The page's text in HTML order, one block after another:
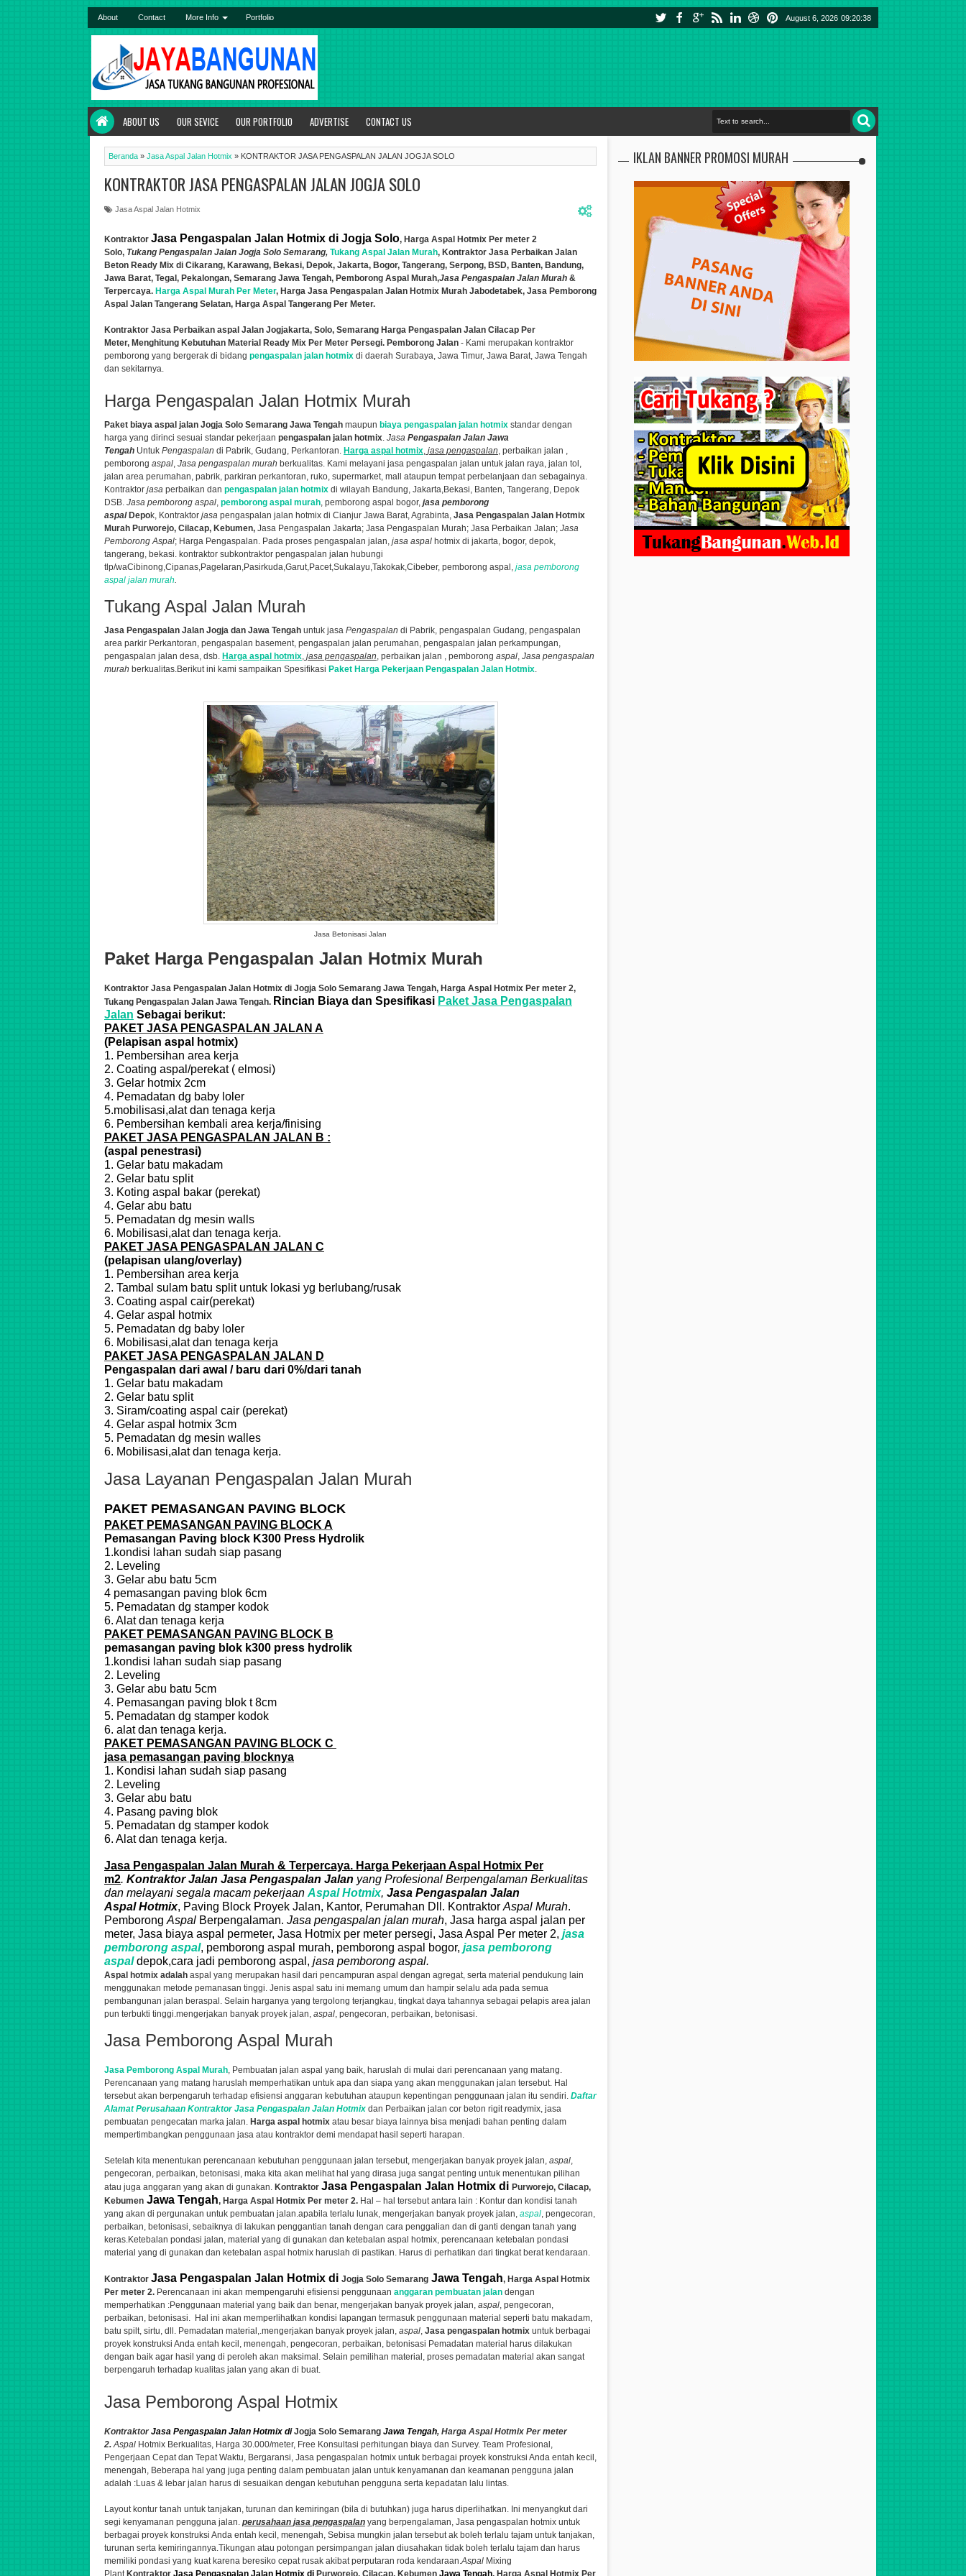
About Contact More Info Portfolio August 6, 2026 09:20:39
ABOUT US OUR SEVICE OUR PORTFOLIO ADVERTISE CONTACT US
Beranda » Jasa Aspal Jalan Hotmix » KONTRAKTOR JASA PENGASPALAN JALAN JOGJA SOLO
KONTRAKTOR JASA PENGASPALAN JALAN JOGJA SOLO
Jasa Aspal Jalan Hotmix
Kontraktor Jasa Pengaspalan Jalan Hotmix di Jogja Solo, Harga Aspal Hotmix Per meter 2
Solo, Tukang Pengaspalan Jalan Jogja Solo Semarang, Tukang Aspal Jalan Murah, Kontraktor Jasa Perbaikan Jalan
Beton Ready Mix di Cikarang, Karawang, Bekasi, Depok, Jakarta, Bogor, Tangerang, Serpong, BSD, Banten, Bandung,
Jawa Barat, Tegal, Pekalongan, Semarang Jawa Tengah, Pemborong Aspal Murah,Jasa Pengaspalan Jalan Murah &
Terpercaya. Harga Aspal Murah Per Meter, Harga Jasa Pengaspalan Jalan Hotmix Murah Jabodetabek, Jasa Pemborong
Aspal Jalan Tangerang Selatan, Harga Aspal Tangerang Per Meter.
Kontraktor Jasa Perbaikan aspal Jalan Jogjakarta, Solo, Semarang Harga Pengaspalan Jalan Cilacap Per
Meter, Menghitung Kebutuhan Material Ready Mix Per Meter Persegi. Pemborong Jalan - Kami merupakan kontraktor
pemborong yang bergerak di bidang pengaspalan jalan hotmix di daerah Surabaya, Jawa Timur, Jawa Barat, Jawa Tengah
dan sekitarnya.
Harga Pengaspalan Jalan Hotmix Murah
Paket biaya aspal jalan Jogja Solo Semarang Jawa Tengah maupun biaya pengaspalan jalan hotmix standar dengan
harga yang dirinci sesuai standar pekerjaan pengaspalan jalan hotmix. Jasa Pengaspalan Jalan Jawa
Tengah Untuk Pengaspalan di Pabrik, Gudang, Perkantoran. Harga aspal hotmix, jasa pengaspalan, perbaikan jalan ,
pemborong aspal, Jasa pengaspalan murah berkualitas. Kami melayani jasa pengaspalan jalan untuk jalan raya, jalan tol,
jalan area perumahan, pabrik, parkiran perkantoran, ruko, supermarket, mall ataupun tempat perbelanjaan dan sebagainya.
Kontraktor jasa perbaikan dan pengaspalan jalan hotmix di wilayah Bandung, Jakarta,Bekasi, Banten, Tangerang, Depok
DSB. Jasa pemborong aspal, pemborong aspal murah, pemborong aspal bogor, jasa pemborong
aspalDepok, Kontraktor jasa pengaspalan jalan hotmix di Cianjur Jawa Barat, Agrabinta, Jasa Pengaspalan Jalan Hotmix
Murah Purworejo, Cilacap, Kebumen, Jasa Pengaspalan Jakarta; Jasa Pengaspalan Murah; Jasa Perbaikan Jalan; Jasa
Pemborong Aspal; Harga Pengaspalan. Pada proses pengaspalan jalan, jasa aspal hotmix di jakarta, bogor, depok,
tangerang, bekasi. kontraktor subkontraktor pengaspalan jalan hubungi
tlp/waCibinong,Cipanas,Pagelaran,Pasirkuda,Garut,Pacet,Sukalayu,Takokak,Cibeber, pemborong aspal, jasa pemborong
aspal jalan murah.
Tukang Aspal Jalan Murah
Jasa Pengaspalan Jalan Jogja dan Jawa Tengah untuk jasa Pengaspalan di Pabrik, pengaspalan Gudang, pengaspalan
area parkir Perkantoran, pengaspalan basement, pengaspalan jalan perumahan, pengaspalan jalan perkampungan,
pengaspalan jalan desa, dsb. Harga aspal hotmix, jasa pengaspalan, perbaikan jalan , pemborong aspal, Jasa pengaspalan
murah berkualitas.Berikut ini kami sampaikan Spesifikasi Paket Harga Pekerjaan Pengaspalan Jalan Hotmix.
Jasa Betonisasi Jalan
Paket Harga Pengaspalan Jalan Hotmix Murah
Kontraktor Jasa Pengaspalan Jalan Hotmix di Jogja Solo Semarang Jawa Tengah, Harga Aspal Hotmix Per meter 2,
Tukang Pengaspalan Jalan Jawa Tengah. Rincian Biaya dan Spesifikasi Paket Jasa Pengaspalan
Jalan Sebagai berikut:
PAKET JASA PENGASPALAN JALAN A
(Pelapisan aspal hotmix)
1. Pembersihan area kerja
2. Coating aspal/perekat ( elmosi)
3. Gelar hotmix 2cm
4. Pemadatan dg baby loler
5.mobilisasi,alat dan tenaga kerja
6. Pembersihan kembali area kerja/finising
PAKET JASA PENGASPALAN JALAN B :
(aspal penestrasi)
1. Gelar batu makadam
2. Gelar batu split
3. Koting aspal bakar (perekat)
4. Gelar abu batu
5. Pemadatan dg mesin walls
6. Mobilisasi,alat dan tenaga kerja.
PAKET JASA PENGASPALAN JALAN C
(pelapisan ulang/overlay)
1. Pembersihan area kerja
2. Tambal sulam batu split untuk lokasi yg berlubang/rusak
3. Coating aspal cair(perekat)
4. Gelar aspal hotmix
5. Pemadatan dg baby loler
6. Mobilisasi,alat dan tenaga kerja
PAKET JASA PENGASPALAN JALAN D
Pengaspalan dari awal / baru dari 0%/dari tanah
1. Gelar batu makadam
2. Gelar batu split
3. Siram/coating aspal cair (perekat)
4. Gelar aspal hotmix 3cm
5. Pemadatan dg mesin walles
6. Mobilisasi,alat dan tenaga kerja.
Jasa Layanan Pengaspalan Jalan Murah
PAKET PEMASANGAN PAVING BLOCK
PAKET PEMASANGAN PAVING BLOCK A
Pemasangan Paving block K300 Press Hydrolik
1.kondisi lahan sudah siap pasang
2. Leveling
3. Gelar abu batu 5cm
4 pemasangan paving blok 6cm
5. Pemadatan dg stamper kodok
6. Alat dan tenaga kerja
PAKET PEMASANGAN PAVING BLOCK B
pemasangan paving blok k300 press hydrolik
1.kondisi lahan sudah siap pasang
2. Leveling
3. Gelar abu batu 5cm
4. Pemasangan paving blok t 8cm
5. Pemadatan dg stamper kodok
6. alat dan tenaga kerja.
PAKET PEMASANGAN PAVING BLOCK C
jasa pemasangan paving blocknya
1. Kondisi lahan sudah siap pasang
2. Leveling
3. Gelar abu batu
4. Pasang paving blok
5. Pemadatan dg stamper kodok
6. Alat dan tenaga kerja.
Jasa Pengaspalan Jalan Murah & Terpercaya. Harga Pekerjaan Aspal Hotmix Per
m2. Kontraktor Jalan Jasa Pengaspalan Jalan yang Profesional Berpengalaman Berkualitas
dan melayani segala macam pekerjaan AspalHotmix, Jasa Pengaspalan Jalan
AspalHotmix, Paving Block Proyek Jalan, Kantor, Perumahan Dll. Kontraktor Aspal Murah.
Pemborong Aspal Berpengalaman. Jasa pengaspalan jalan murah, Jasa harga aspal jalan per
meter, Jasa biaya aspal permeter, Jasa Hotmix per meter persegi, Jasa Aspal Per meter 2, jasa
pemborong aspal, pemborong aspal murah, pemborong aspal bogor, jasa pemborong
aspaldepok,cara jadi pemborong aspal, jasa pemborong aspal.
Aspal hotmix adalah aspal yang merupakan hasil dari pencampuran aspal dengan agregat, serta material pendukung lain
menggunakan metode pemanasan tinggi. Jenis aspal satu ini memang umum dan hampir selalu ada pada semua
pembangunan jalan beraspal. Selain harganya yang tergolong terjangkau, tingkat daya tahannya sebagai pelapis area jalan
pun terbukti tinggi.mengerjakan banyak proyek jalan, aspal, pengecoran, perbaikan, betonisasi.
Jasa Pemborong Aspal Murah
Jasa Pemborong Aspal Murah, Pembuatan jalan aspal yang baik, haruslah di mulai dari perencanaan yang matang.
Perencanaan yang matang haruslah memperhatikan untuk apa dan siapa yang akan menggunakan jalan tersebut. Hal
tersebut akan berpengaruh terhadap efisiensi anggaran kebutuhan ataupun kepentingan penggunaan jalan itu sendiri. Daftar
Alamat Perusahaan KontraktorJasa Pengaspalan Jalan Hotmix dan Perbaikan jalan cor beton rigit readymix, jasa
pembuatan pengecatan marka jalan. Harga aspal hotmix atau besar biaya lainnya bisa menjadi bahan penting dalam
mempertimbangkan penggunaan jasa atau kontraktor demi mendapat hasil seperti harapan.
Setelah kita menentukan perencanaan kebutuhan penggunaan jalan tersebut, mengerjakan banyak proyek jalan, aspal,
pengecoran, perbaikan, betonisasi, maka kita akan melihat hal yang dirasa juga sangat penting untuk menentukan pilihan
atau juga anggaran yang akan di gunakan. Kontraktor Jasa Pengaspalan Jalan Hotmix di Purworejo, Cilacap,
Kebumen Jawa Tengah, Harga Aspal Hotmix Per meter 2. Hal – hal tersebut antara lain : Kontur dan kondisi tanah
yang akan di pergunakan untuk pembuatan jalan.apabila terlalu lunak, mengerjakan banyak proyek jalan, aspal, pengecoran,
perbaikan, betonisasi, sebaiknya di lakukan penggantian tanah dengan cara penggalian dan di ganti dengan tanah yang
keras.Ketebalan pondasi jalan, material yang di gunakan dan ketebalan aspal hotmix, perencanaan ketebalan pondasi
material yang di gunakan dan ketebalan aspal hotmix haruslah di pastikan. Harus di perhatikan dari tingkat berat kendaraan.
Kontraktor Jasa Pengaspalan Jalan Hotmix di Jogja Solo Semarang Jawa Tengah, Harga Aspal Hotmix
Per meter 2. Perencanaan ini akan mempengaruhi efisiensi penggunaan anggaran pembuatan jalan dengan
memperhatikan :Penggunaan material yang baik dan benar, mengerjakan banyak proyek jalan, aspal, pengecoran,
perbaikan, betonisasi. Hal ini akan memperlihatkan kondisi lapangan termasuk penggunaan material seperti batu makadam,
batu spilt, sirtu, dll. Pemadatan material,.mengerjakan banyak proyek jalan, aspal, Jasa pengaspalan hotmix untuk berbagai
proyek konstruksi Anda entah kecil, menengah, pengecoran, perbaikan, betonisasi Pemadatan material harus dilakukan
dengan baik agar hasil yang di peroleh akan maksimal. Selain pemilihan material, proses pemadatan material akan sangat
berpengaruh terhadap kualitas jalan yang akan di buat.
Jasa Pemborong Aspal Hotmix
KontraktorJasa Pengaspalan Jalan Hotmix diJogja Solo Semarang Jawa Tengah, Harga Aspal Hotmix Per meter
2.Aspal Hotmix Berkualitas, Harga 30.000/meter, Free Konsultasi perhitungan biaya dan Survey. Team Profesional,
Pengerjaan Cepat dan Tepat Waktu, Bergaransi, Jasa pengaspalan hotmix untuk berbagai proyek konstruksi Anda entah kecil,
menengah, Beberapa hal yang juga penting dalam pembuatan jalan untuk kenyamanan dan keamanan pengguna jalan
adalah :Luas & lebar jalan harus di sesuaikan dengan kebutuhan pengguna serta kepadatan lalu lintas.
Layout kontur tanah untuk tanjakan, turunan dan kemiringan (bila di butuhkan) juga harus diperlihatkan. Ini menyangkut dari
segi kenyamanan pengguna jalan. perusahaan jasa pengaspalan yang berpengalaman, Jasa pengaspalan hotmix untuk
berbagai proyek konstruksi Anda entah kecil, menengah, Sebisa mungkin jalan tersebut ak boleh terlalu tajam untuk tanjakan,
turunan serta kemiringannya.Tikungan atau potongan persimpangan jalan diusahakan tidak boleh terlalu tajam dan harus
memiliki pondasi yang kuat karena beresiko cepat rusak akibat perputaran roda kendaraan.Aspal Mixing
Plant Kontraktor Jasa Pengaspalan Jalan Hotmix di Purworejo, Cilacap, Kebumen Jawa Tengah, Harga Aspal Hotmix Per
IKLAN BANNER PROMOSI MURAH